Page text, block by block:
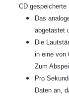
CD
Das
abgetastet
Die
in eine von
Zum
Pro
Daten an,